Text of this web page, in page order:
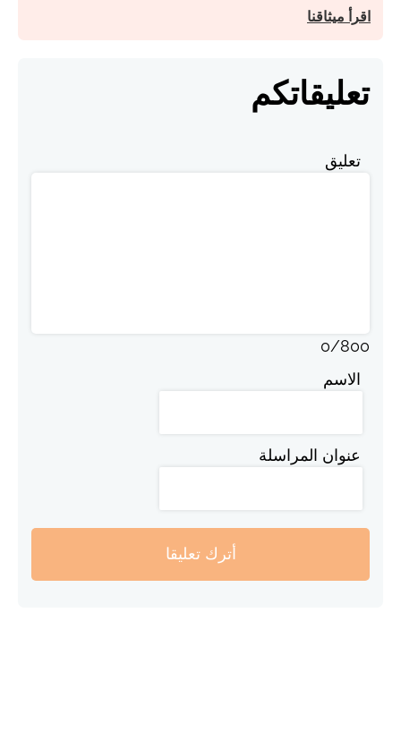
اقرأ ميثاقنا
تعليقاتكم
تعليق
0/800
الاسم
عنوان المراسلة
أترك تعليقا